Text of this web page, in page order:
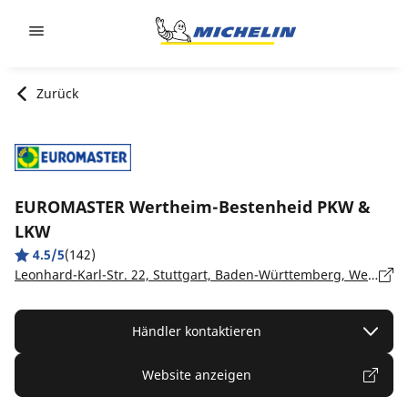
Zurück
EUROMASTER Wertheim-Bestenheid PKW &
LKW
4.5/5(142)
Leonhard-Karl-Str. 22, Stuttgart, Baden-Württemberg, Wertheim-Bestenheid - 97877
Händler kontaktieren
Website anzeigen